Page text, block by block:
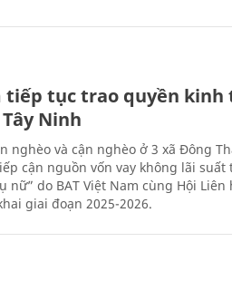
tiếp tục trao quyền kinh
Ninh
nghèo và cận nghèo ở 3 xã Đông
cận nguồn vốn vay không lãi
nữ” do BAT Việt Nam cùng Hội
giai đoạn 2025-2026.